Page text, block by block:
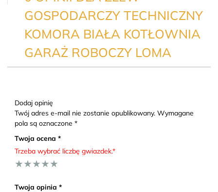
GOSPODARCZY TECHNICZNY
KOMORA BIAŁA KOTŁOWNIA
GARAŻ ROBOCZY LOMA
Dodaj opinię
Twój adres e-mail nie zostanie opublikowany. Wymagane
pola są oznaczone *
Twoja ocena *
Trzeba wybrać liczbę gwiazdek.*
★
★
★
★
★
Twoja opinia *